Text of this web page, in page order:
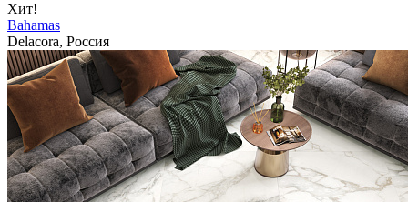
Хит!
Bahamas
Delacora, Россия